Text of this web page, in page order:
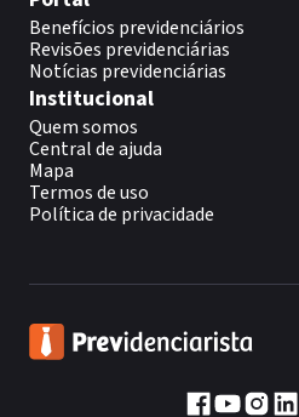
Benefícios previdenciários
Revisões previdenciárias
Notícias previdenciárias
Institucional
Quem somos
Central de ajuda
Mapa
Termos de uso
Política de privacidade